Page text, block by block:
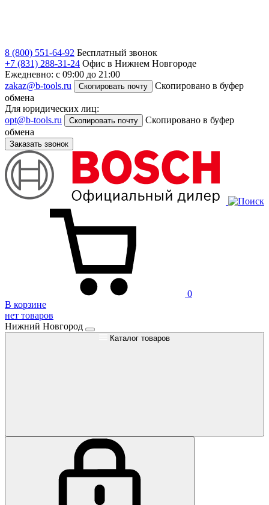
8 (800) 551-64-92 Бесплатный звонок
+7 (831) 288-31-24 Офис в Нижнем Новгороде
Ежедневно: с 09:00 до 21:00
zakaz@b-tools.ru
Скопировать почту
Скопировано в буфер
обмена
Для юридических лиц:
opt@b-tools.ru
Скопировать почту
Скопировано в буфер
обмена
Заказать звонок
0
В корзине
нет товаров
Нижний Новгород
Каталог товаров